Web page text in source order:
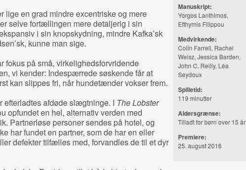
lige en grad mindre excentriske og mere
selve fortællingen mere detaljerig i sin
i sin knopskydning, mindre Kafka’sk
kunne man sige.
fokus på små, virkelighedsforvridende
vi kender: Indespærrede søskende får at
kan slippes fri, når hundetænder vokser frem.
efterladtes afdøde slægtninge. I The Lobster
opfundet en hel, alternativ verden med
Partnerløse personer sendes på hotel, og
har fundet en partner, som de har en eller
defekter tilfælles med, forvandles de til et dyr
Manuskript:
Yorgos Lanthimos,
Efthymis Filippou
Medvirkende:
Colin Farrell, Rachel
Weisz, Jessica Barden,
John C. Reilly, Léa
Seydoux
Spilletid:
119 minutter
Aldersgrænse:
Tilladt for børn over 15 år
Premiere:
25. august 2016